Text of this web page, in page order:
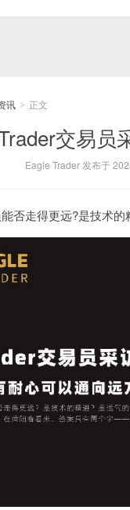
讯 > 正文
交易员
Eagle Trader 发布于
否走得更远?是技术